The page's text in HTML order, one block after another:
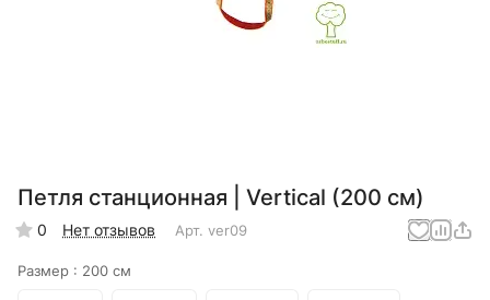
Петля станционная | Vertical (200 см)
0 Нет отзывов Арт. ver09
Размер : 200 см